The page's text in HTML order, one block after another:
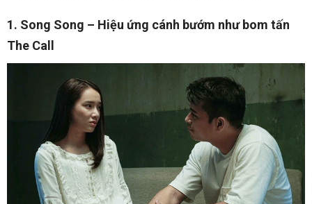
1. Song Song – Hiệu ứng cánh bướm như bom tấn
The Call